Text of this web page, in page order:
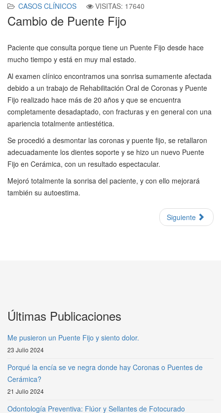
CASOS CLÍNICOS VISITAS: 17640
Cambio de Puente Fijo
Paciente que consulta porque tiene un Puente Fijo desde hace
mucho tiempo y está en muy mal estado.
Al examen clínico encontramos una sonrisa sumamente afectada
debido a un trabajo de Rehabilitación Oral de Coronas y Puente
Fijo realizado hace más de 20 años y que se encuentra
completamente desadaptado, con fracturas y en general con una
apariencia totalmente antiestética.
Se procedió a desmontar las coronas y puente fijo, se retallaron
adecuadamente los dientes soporte y se hizo un nuevo Puente
Fijo en Cerámica, con un resultado espectacular.
Mejoró totalmente la sonrisa del paciente, y con ello mejorará
también su autoestima.
Siguiente
Últimas Publicaciones
Me pusieron un Puente Fijo y siento dolor.
23 Julio 2024
Porqué la encía se ve negra donde hay Coronas o Puentes de
Cerámica?
21 Julio 2024
Odontología Preventiva: Flúor y Sellantes de Fotocurado